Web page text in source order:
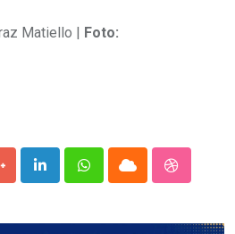
Matiello | Foto:
LinkedInWhatsappCloud